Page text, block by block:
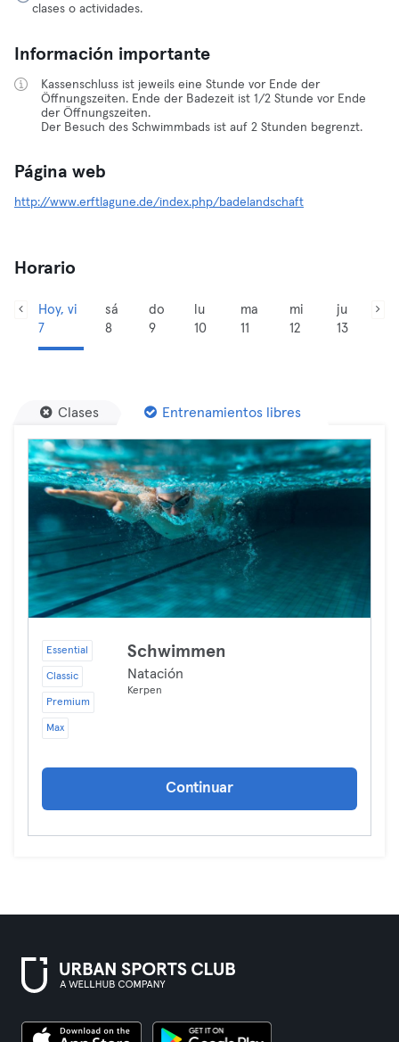
clases o actividades.
Información importante
Kassenschluss ist jeweils eine Stunde vor Ende der
Öffnungszeiten. Ende der Badezeit ist 1/2 Stunde vor Ende
der Öffnungszeiten.
Der Besuch des Schwimmbads ist auf 2 Stunden begrenzt.
Página web
http://www.erftlagune.de/index.php/badelandschaft
Horario
Hoy, vi
7
sá
8
do
9
lu
10
ma
11
mi
12
ju
13
Clases Entrenamientos libres
Essential
Classic
Premium
Max
Schwimmen
Natación
Kerpen
Continuar